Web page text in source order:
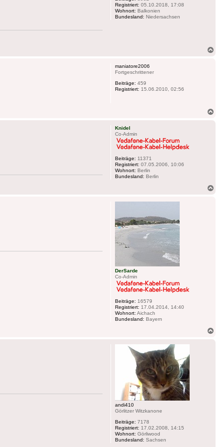
Registriert: 05.10.2018, 17:08
Wohnort: Balkonien
Bundesland: Niedersachsen
maniatore2006
Fortgeschrittener
Beiträge: 459
Registriert: 15.06.2010, 02:56
Knidel
Co-Admin
Beiträge: 11371
Registriert: 07.05.2006, 10:06
Wohnort: Berlin
Bundesland: Berlin
DerSarde
Co-Admin
Beiträge: 16579
Registriert: 17.04.2014, 14:40
Wohnort: Aichach
Bundesland: Bayern
andi410
Görlitzer Witzkanone
Beiträge: 7178
Registriert: 17.02.2008, 14:15
Wohnort: Görliwood
Bundesland: Sachsen